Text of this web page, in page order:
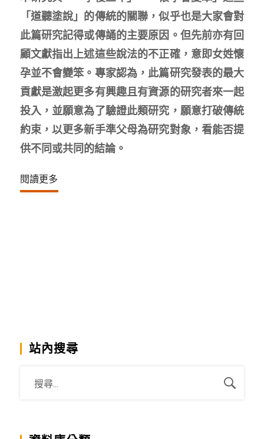
「道聽塗說」的傳統的關聯，似乎也是大家會對
此篇研究記得或傳誦的主要原因。但先前亦有回
顧文獻指出上述這些說法的不正確，意即女姓懷
孕並不會變笨。專家認為，此篇研究發表的最大
貢獻是激起更多有興趣且有資源的研究者來一起
投入，並願意為了驗證此類研究，願意打破傳統
約束，以更多新手準父母為研究對象，看能否提
供不同或共同的結論。
閱讀更多
站內搜尋